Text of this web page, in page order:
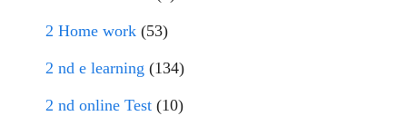
2 Home work (53)
2 nd e learning (134)
2 nd online Test (10)